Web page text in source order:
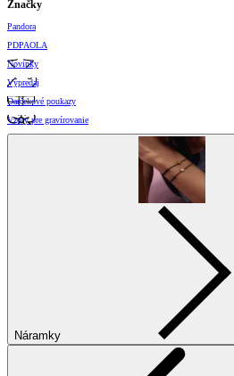
Značky
Pandora
PDPAOLA
Novinky
Výpredaj
Darčekové poukazy
Vzory pre gravírovanie
Náramky